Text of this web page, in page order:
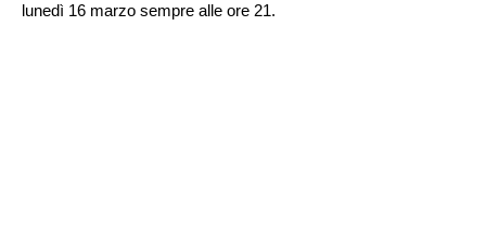
lunedì 16 marzo sempre alle ore 21.